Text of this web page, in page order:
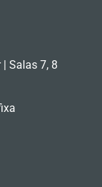
Salas 7, 8